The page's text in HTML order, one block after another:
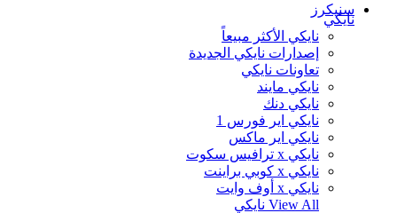
سنيكرز
نايكي
نايكي الأكثر مبيعاً
إصدارات نايكي الجديدة
تعاونات نايكي
نايكي مايند
نايكي دنك
نايكي اير فورس 1
نايكي اير ماكس
نايكي x ترافيس سكوت
نايكي x كوبي براينت
نايكي x أوف وايت
View All نايكي